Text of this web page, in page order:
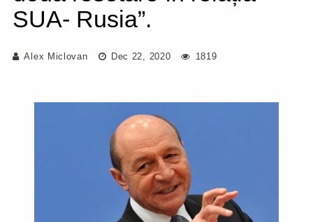
SUA- Rusia”.
Alex Miclovan Dec 22, 2020 1819